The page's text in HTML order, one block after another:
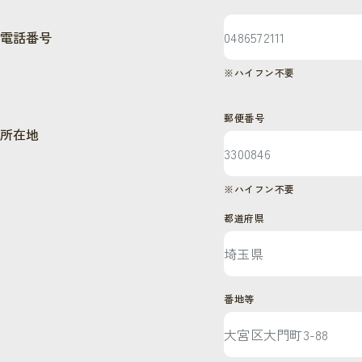
電話番号
※ハイフン不要
所在地
郵便番号
※ハイフン不要
都道府県
番地等